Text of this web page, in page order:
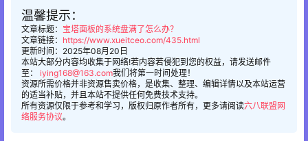
温馨提示：
文章标题： 宝塔面板的系统盘满了怎么办？
文章链接： https://www.xueitceo.com/435.html
更新时间：2025年08月20日
本站大部分内容均收集于网络!若内容若侵犯到您的权益，请发送邮件
至：
iying168@163.com我们将第一时间处理！
资源所需价格并非资源售卖价格，是收集、整理、编辑详情以及本站运营
的适当补贴，并且本站不提供任何免费技术支持。
所有资源仅限于参考和学习，版权归原作者所有，更多请阅读六八联盟网
络服务协议。